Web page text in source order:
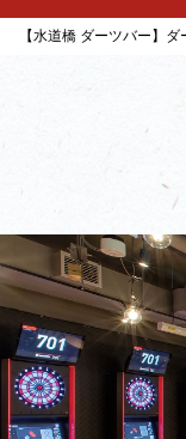
【水道橋 ダーツバー】